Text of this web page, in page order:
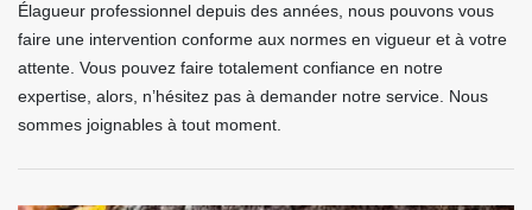
Élagueur professionnel depuis des années, nous pouvons vous
faire une intervention conforme aux normes en vigueur et à votre
attente. Vous pouvez faire totalement confiance en notre
expertise, alors, n’hésitez pas à demander notre service. Nous
sommes joignables à tout moment.